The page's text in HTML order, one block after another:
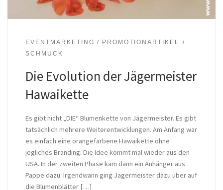
EVENTMARKETING / PROMOTIONARTIKEL
SCHMUCK
Die Evolution der Jägermeister
Hawaikette
Es gibt nicht „DIE“ Blumenkette von Jägermeister. Es gibt
tatsächlich mehrere Weiterentwicklungen. Am Anfang war
es einfach eine orangefarbene Hawaikette ohne
jegliches Branding. Die Idee kommt mal wieder aus den
USA. In der zweiten Phase kam dann ein Anhänger aus
Pappe dazu. Irgendwann ging Jägermeister dazu über auf
die Blumenblätter […]